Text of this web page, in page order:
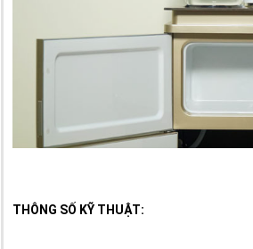
THÔNG SỐ KỸ THUẬT: